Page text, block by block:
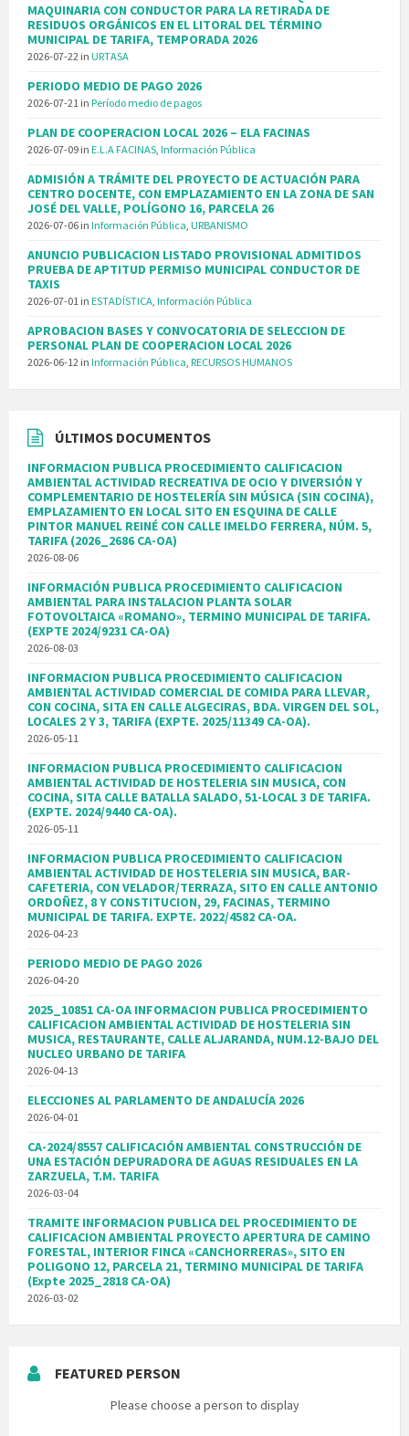
MAQUINARIA CON CONDUCTOR PARA LA RETIRADA DE
RESIDUOS ORGÁNICOS EN EL LITORAL DEL TÉRMINO
MUNICIPAL DE TARIFA, TEMPORADA 2026
2026-07-22 in URTASA
PERIODO MEDIO DE PAGO 2026
2026-07-21 in Período medio de pagos
PLAN DE COOPERACION LOCAL 2026 – ELA FACINAS
2026-07-09 in E.L.A FACINAS, Información Pública
ADMISIÓN A TRÁMITE DEL PROYECTO DE ACTUACIÓN PARA
CENTRO DOCENTE, CON EMPLAZAMIENTO EN LA ZONA DE SAN
JOSÉ DEL VALLE, POLÍGONO 16, PARCELA 26
2026-07-06 in Información Pública, URBANISMO
ANUNCIO PUBLICACION LISTADO PROVISIONAL ADMITIDOS
PRUEBA DE APTITUD PERMISO MUNICIPAL CONDUCTOR DE
TAXIS
2026-07-01 in ESTADÍSTICA, Información Pública
APROBACION BASES Y CONVOCATORIA DE SELECCION DE
PERSONAL PLAN DE COOPERACION LOCAL 2026
2026-06-12 in Información Pública, RECURSOS HUMANOS
ÚLTIMOS DOCUMENTOS
INFORMACION PUBLICA PROCEDIMIENTO CALIFICACION
AMBIENTAL ACTIVIDAD RECREATIVA DE OCIO Y DIVERSIÓN Y
COMPLEMENTARIO DE HOSTELERÍA SIN MÚSICA (SIN COCINA),
EMPLAZAMIENTO EN LOCAL SITO EN ESQUINA DE CALLE
PINTOR MANUEL REINÉ CON CALLE IMELDO FERRERA, NÚM. 5,
TARIFA (2026_2686 CA-OA)
2026-08-06
INFORMACIÓN PUBLICA PROCEDIMIENTO CALIFICACION
AMBIENTAL PARA INSTALACION PLANTA SOLAR
FOTOVOLTAICA «ROMANO», TERMINO MUNICIPAL DE TARIFA.
(EXPTE 2024/9231 CA-OA)
2026-08-03
INFORMACION PUBLICA PROCEDIMIENTO CALIFICACION
AMBIENTAL ACTIVIDAD COMERCIAL DE COMIDA PARA LLEVAR,
CON COCINA, SITA EN CALLE ALGECIRAS, BDA. VIRGEN DEL SOL,
LOCALES 2 Y 3, TARIFA (EXPTE. 2025/11349 CA-OA).
2026-05-11
INFORMACION PUBLICA PROCEDIMIENTO CALIFICACION
AMBIENTAL ACTIVIDAD DE HOSTELERIA SIN MUSICA, CON
COCINA, SITA CALLE BATALLA SALADO, 51-LOCAL 3 DE TARIFA.
(EXPTE. 2024/9440 CA-OA).
2026-05-11
INFORMACION PUBLICA PROCEDIMIENTO CALIFICACION
AMBIENTAL ACTIVIDAD DE HOSTELERIA SIN MUSICA, BAR-
CAFETERIA, CON VELADOR/TERRAZA, SITO EN CALLE ANTONIO
ORDOÑEZ, 8 Y CONSTITUCION, 29, FACINAS, TERMINO
MUNICIPAL DE TARIFA. EXPTE. 2022/4582 CA-OA.
2026-04-23
PERIODO MEDIO DE PAGO 2026
2026-04-20
2025_10851 CA-OA INFORMACION PUBLICA PROCEDIMIENTO
CALIFICACION AMBIENTAL ACTIVIDAD DE HOSTELERIA SIN
MUSICA, RESTAURANTE, CALLE ALJARANDA, NUM.12-BAJO DEL
NUCLEO URBANO DE TARIFA
2026-04-13
ELECCIONES AL PARLAMENTO DE ANDALUCÍA 2026
2026-04-01
CA-2024/8557 CALIFICACIÓN AMBIENTAL CONSTRUCCIÓN DE
UNA ESTACIÓN DEPURADORA DE AGUAS RESIDUALES EN LA
ZARZUELA, T.M. TARIFA
2026-03-04
TRAMITE INFORMACION PUBLICA DEL PROCEDIMIENTO DE
CALIFICACION AMBIENTAL PROYECTO APERTURA DE CAMINO
FORESTAL, INTERIOR FINCA «CANCHORRERAS», SITO EN
POLIGONO 12, PARCELA 21, TERMINO MUNICIPAL DE TARIFA
(Expte 2025_2818 CA-OA)
2026-03-02
FEATURED PERSON
Please choose a person to display